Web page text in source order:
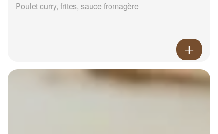
Poulet curry, frites, sauce fromagère